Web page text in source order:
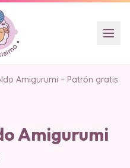
Amigurumi – Patrón gratis
Amigurumi